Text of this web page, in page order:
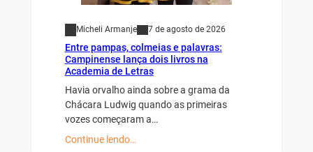
Micheli Armanje 7 de agosto de 2026
Entre pampas, colmeias e palavras:
Campinense lança dois livros na
Academia de Letras
Havia orvalho ainda sobre a grama da
Chácara Ludwig quando as primeiras
vozes começaram a…
Continue lendo…